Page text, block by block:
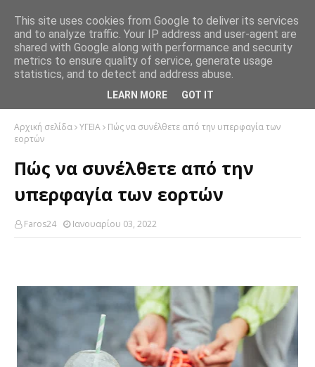
Αρχική σελίδα ΥΓΕΙΑ
Πώς να συνέλθετε από την υπερφαγία των
εορτών
Πώς να συνέλθετε από την
υπερφαγία των εορτών
Faros24 Ιανουαρίου 03, 2022
This site uses cookies from Google to deliver its services
and to analyze traffic. Your IP address and user-agent are
shared with Google along with performance and security
metrics to ensure quality of service, generate usage
statistics, and to detect and address abuse.
LEARN MORE GOT IT